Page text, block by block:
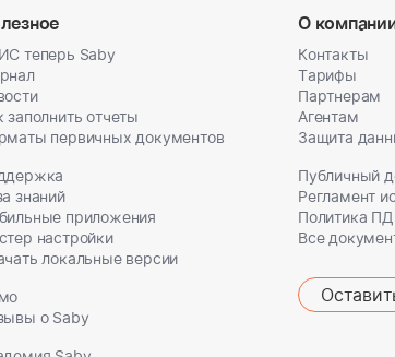
теперь Saby
заполнить отчеты
первичных документов
знаний
приложения
настройки
локальные версии
о Saby
О
Контакты
Тарифы
Партнерам
Агентам
Защита
Публичный
Регламент
Политика
Все